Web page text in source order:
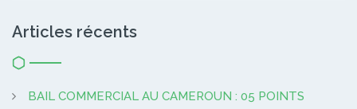
Articles récents
BAIL COMMERCIAL AU CAMEROUN : 05 POINTS